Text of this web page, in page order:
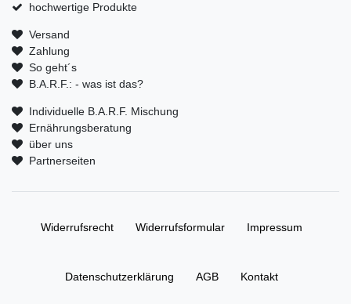
hochwertige Produkte
Versand
Zahlung
So geht´s
B.A.R.F.: - was ist das?
Individuelle B.A.R.F. Mischung
Ernährungsberatung
über uns
Partnerseiten
Widerrufs­recht Widerrufs­formular Impressum
Daten­schutz­erklärung AGB Kontakt